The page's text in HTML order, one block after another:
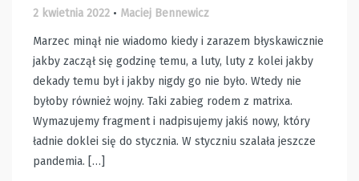
2 kwietnia 2022 • Maciej Bennewicz
Marzec minął nie wiadomo kiedy i zarazem błyskawicznie
jakby zaczął się godzinę temu, a luty, luty z kolei jakby
dekady temu był i jakby nigdy go nie było. Wtedy nie
byłoby również wojny. Taki zabieg rodem z matrixa.
Wymazujemy fragment i nadpisujemy jakiś nowy, który
ładnie doklei się do stycznia. W styczniu szalała jeszcze
pandemia. […]